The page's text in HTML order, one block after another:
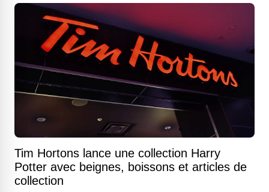
Tim Hortons lance une collection Harry
Potter avec beignes, boissons et articles de
collection